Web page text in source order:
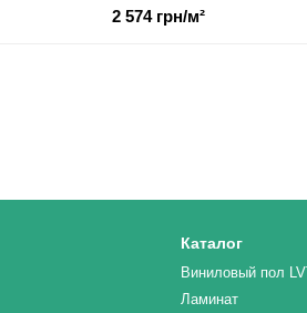
2 574 грн/м²
Каталог
Виниловый пол
Ламинат